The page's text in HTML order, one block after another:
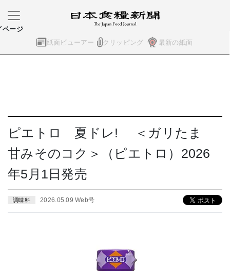
紙面ビューアー クリッピング 最新の紙面
ページ
ピエトロ 夏ドレ! ＜ガリたま
甘みそのコク＞（ピエトロ）2026
年5月1日発売
調味料 2026.05.09 Web号